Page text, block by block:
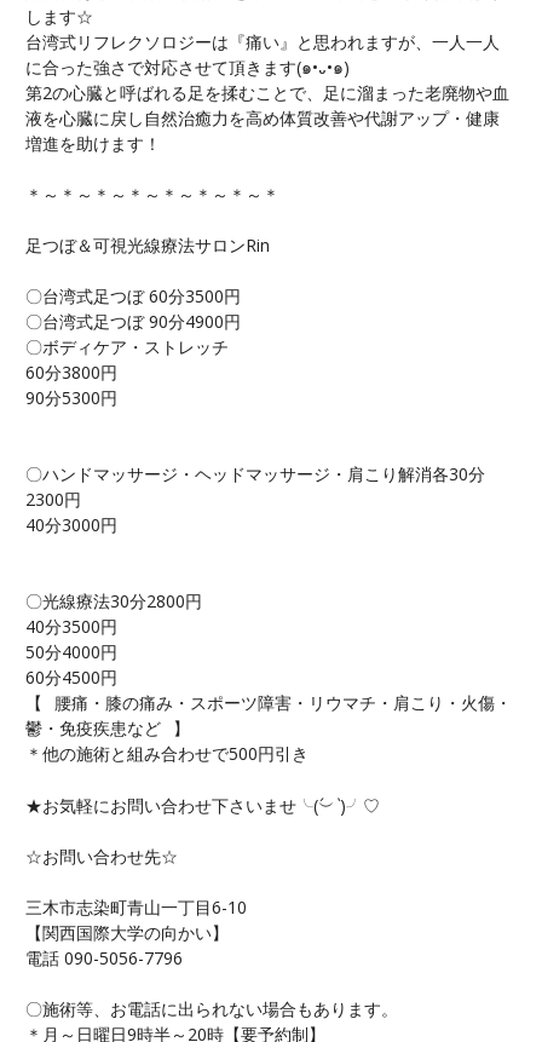
します☆
台湾式リフレクソロジーは『痛い』と思われますが、一人一人
に合った強さで対応させて頂きます(๑•᎑•๑)
第2の心臓と呼ばれる足を揉むことで、足に溜まった老廃物や血
液を心臓に戻し自然治癒力を高め体質改善や代謝アップ・健康
増進を助けます！
＊～＊～＊～＊～＊～＊～＊～＊
足つぼ＆可視光線療法サロンRin
〇台湾式足つぼ 60分3500円
〇台湾式足つぼ 90分4900円
〇ボディケア・ストレッチ
60分3800円
90分5300円
〇ハンドマッサージ・ヘッドマッサージ・肩こり解消各30分
2300円
40分3000円
〇光線療法30分2800円
40分3500円
50分4000円
60分4500円
【⠀腰痛・膝の痛み・スポーツ障害・リウマチ・肩こり・火傷・
鬱・免疫疾患など⠀】
＊他の施術と組み合わせで500円引き
★お気軽にお問い合わせ下さいませ╰(︶ `)╯♡
☆お問い合わせ先☆
三木市志染町青山一丁目6-10
【関西国際大学の向かい】
電話 090-5056-7796
〇施術等、お電話に出られない場合もあります。
＊月～日曜日9時半～20時【要予約制】